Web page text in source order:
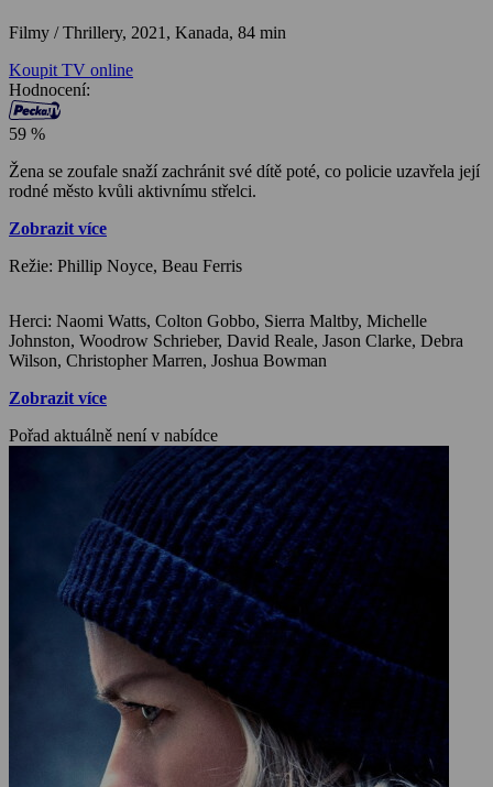
Filmy / Thrillery, 2021, Kanada, 84 min
Koupit TV online
Hodnocení:
59 %
Žena se zoufale snaží zachránit své dítě poté, co policie uzavřela její
rodné město kvůli aktivnímu střelci.
Zobrazit více
Režie: Phillip Noyce, Beau Ferris
Herci: Naomi Watts, Colton Gobbo, Sierra Maltby, Michelle
Johnston, Woodrow Schrieber, David Reale, Jason Clarke, Debra
Wilson, Christopher Marren, Joshua Bowman
Zobrazit více
Pořad aktuálně není v nabídce